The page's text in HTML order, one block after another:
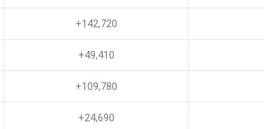
+142,720
+49,410
+109,780
+24,690